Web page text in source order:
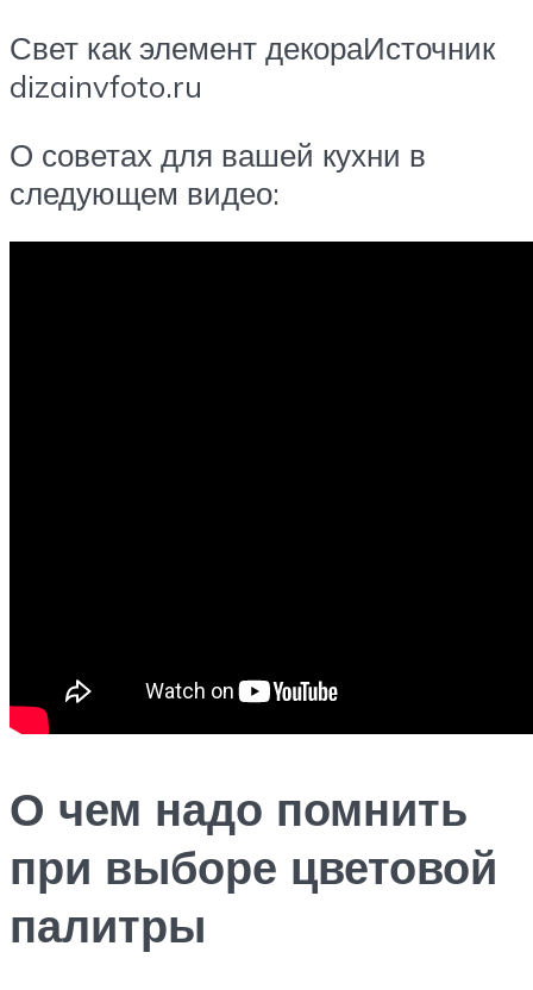
Свет как элемент декораИсточник
dizainvfoto.ru
О советах для вашей кухни в
следующем видео:
О чем надо помнить
при выборе цветовой
палитры